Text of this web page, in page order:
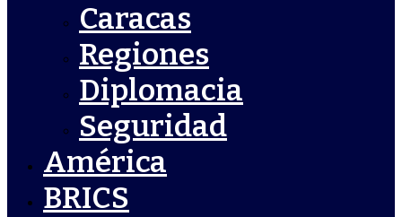
Caracas
Regiones
Diplomacia
Seguridad
América
BRICS